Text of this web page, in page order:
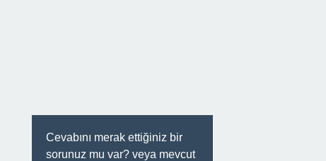
Cevabını merak ettiğiniz bir
sorunuz mu var? veya mevcut